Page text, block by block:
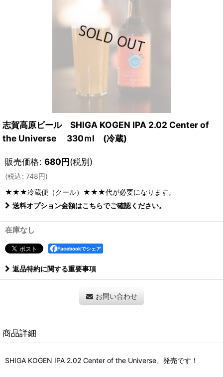
志賀高原ビール SHIGA KOGEN IPA 2.02 Center of
the Universe 330ｍl (冷蔵)
販売価格: 680円(税別)
(税込: 748円)
★★★冷蔵便（クール）★★★代が必要になります。
送料オプション金額はこちらでご確認ください。
在庫なし
Facebookでシェア
返品特約に関する重要事項
お問い合わせ
商品詳細
SHIGA KOGEN IPA 2.02 Center of the Universe、発売です！